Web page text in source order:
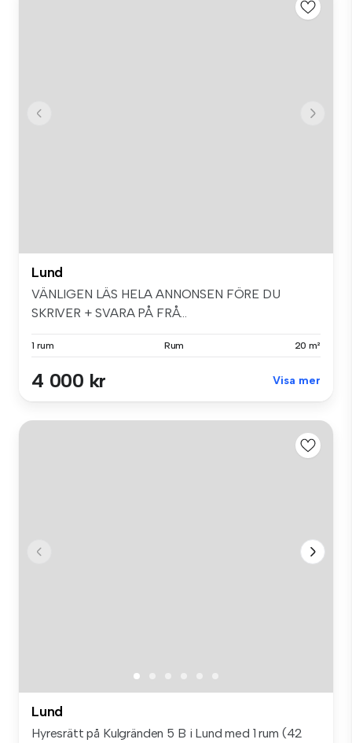
Lund
VÄNLIGEN LÄS HELA ANNONSEN FÖRE DU
SKRIVER + SVARA PÅ FRÅ...
1 rum Rum 20 m²
4 000 kr Visa mer
Lund
Hyresrätt på Kulgränden 5 B i Lund med 1 rum (42